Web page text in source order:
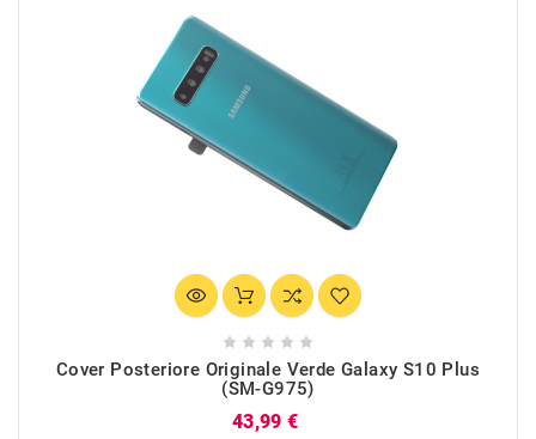
    
Cover Posteriore Originale Verde Galaxy S10 Plus
(SM-G975)
43,99 €